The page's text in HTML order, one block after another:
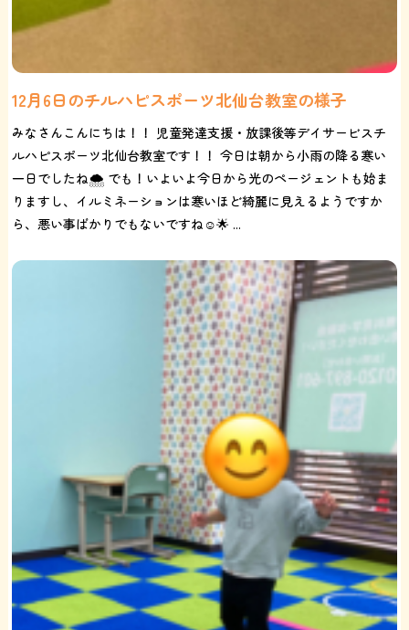
12月6日のチルハピスポーツ北仙台教室の様子
みなさんこんにちは！！ 児童発達支援・放課後等デイサービスチ
ルハピスポーツ北仙台教室です！！ 今日は朝から小雨の降る寒い
一日でしたね🌨️ でも！いよいよ今日から光のページェントも始ま
りますし、イルミネーションは寒いほど綺麗に見えるようですか
ら、悪い事ばかりでもないですね☺️🌟 ...